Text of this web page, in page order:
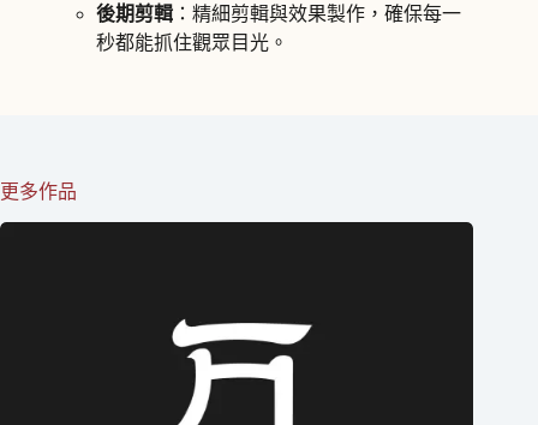
後期剪輯 ：精細剪輯與效果製作，確保每一
秒都能抓住觀眾目光。
更多作品